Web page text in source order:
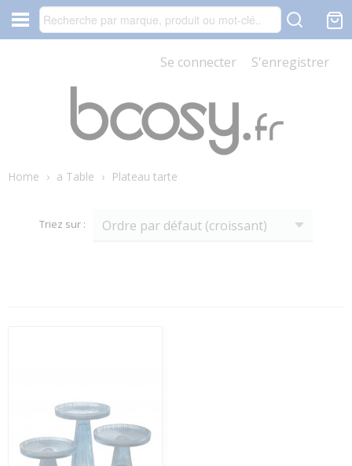
Se connecter S'enregistrer
Home › a Table › Plateau tarte
Triez sur :